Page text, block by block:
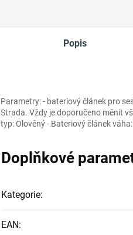
Popis
Parametry: - bateriový článek pro
Strada. Vždy je doporučeno měnit
typ: Olověný - Bateriový článek
Doplňkové
Kategorie:
EAN: